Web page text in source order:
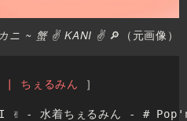
ニ ~ 蟹 ✌ KANI ✌ 🔎（元画像）
ちぇるみん ］
✌ - 水着ちぇるみん - #